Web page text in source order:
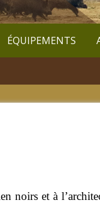
ÉQUIPEMENTS
noirs et à